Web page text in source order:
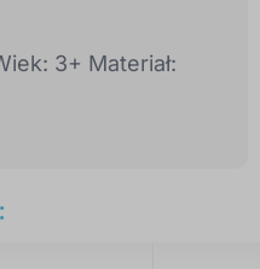
3+ Materiał: